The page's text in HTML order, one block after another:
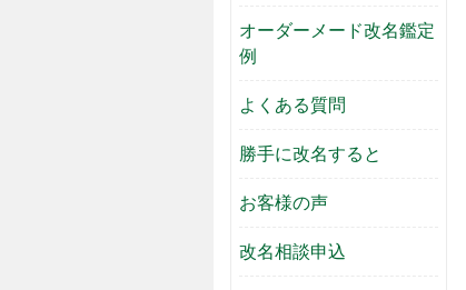
オーダーメード改名鑑定
例
よくある質問
勝手に改名すると
お客様の声
改名相談申込